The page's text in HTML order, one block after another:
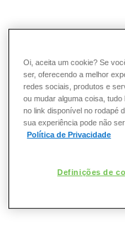
Oi, aceita um cookie? Se
ser, oferecendo a melhor
redes sociais, produtos e
ou mudar alguma coisa, tudo
no link disponível no rodapé
sua experiência pode não
Política de Privacidade
Definições de